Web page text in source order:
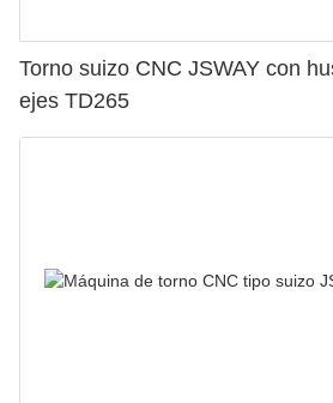
Torno suizo CNC JSWAY con
ejes TD265